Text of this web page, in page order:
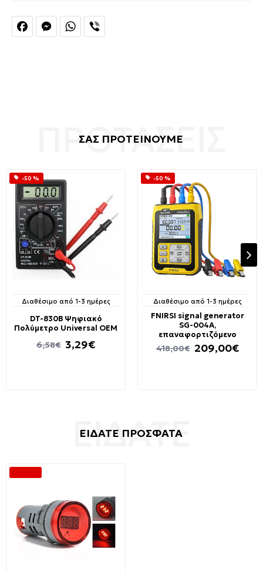
FacebookMessengerWhatsApp
ΣΑΣ ΠΡΟΤΕΙΝΟΥΜΕ
-50 %
Διαθέσιμο από 1-3 ημέρες
DT-830B Ψηφιακό
Πολύμετρο Universal OEM
3,29€
6,58€
-50 %
Διαθέσιμο από 1-3 ημέρες
FNIRSI signal generator
SG-004A,
επαναφορτιζόμενο
209,00€
418,00€
ΕΙΔΑΤΕ ΠΡΟΣΦΑΤΑ